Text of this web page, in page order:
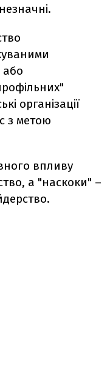
організації
з метою
впливу
а "наскоки" –